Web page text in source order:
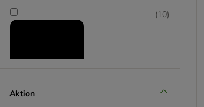
(10)
Aktion